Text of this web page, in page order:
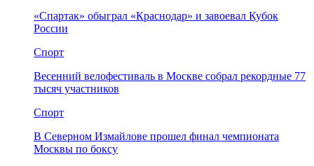
«Спартак» обыграл «Краснодар» и завоевал Кубок
России
Спорт
Весенний велофестиваль в Москве собрал рекордные 77
тысяч участников
Спорт
В Северном Измайлове прошел финал чемпионата
Москвы по боксу